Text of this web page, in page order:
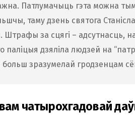
Патлумачыць гэта можна
таму дзень святога
Штрафы за сцягі – адсутнасць,
паліцыя дзяліла людзей на
больш зразумелай гродзенцам
чатырохгадовай